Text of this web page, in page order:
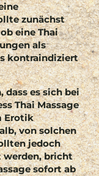
zunächst
eine Thai
als
kontraindiziert
dass es sich bei
Thai Massage
Erotik
von solchen
jedoch
werden, bricht
sofort ab